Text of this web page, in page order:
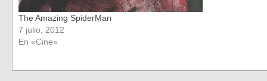
The Amazing SpiderMan
7 julio, 2012
En «Cine»